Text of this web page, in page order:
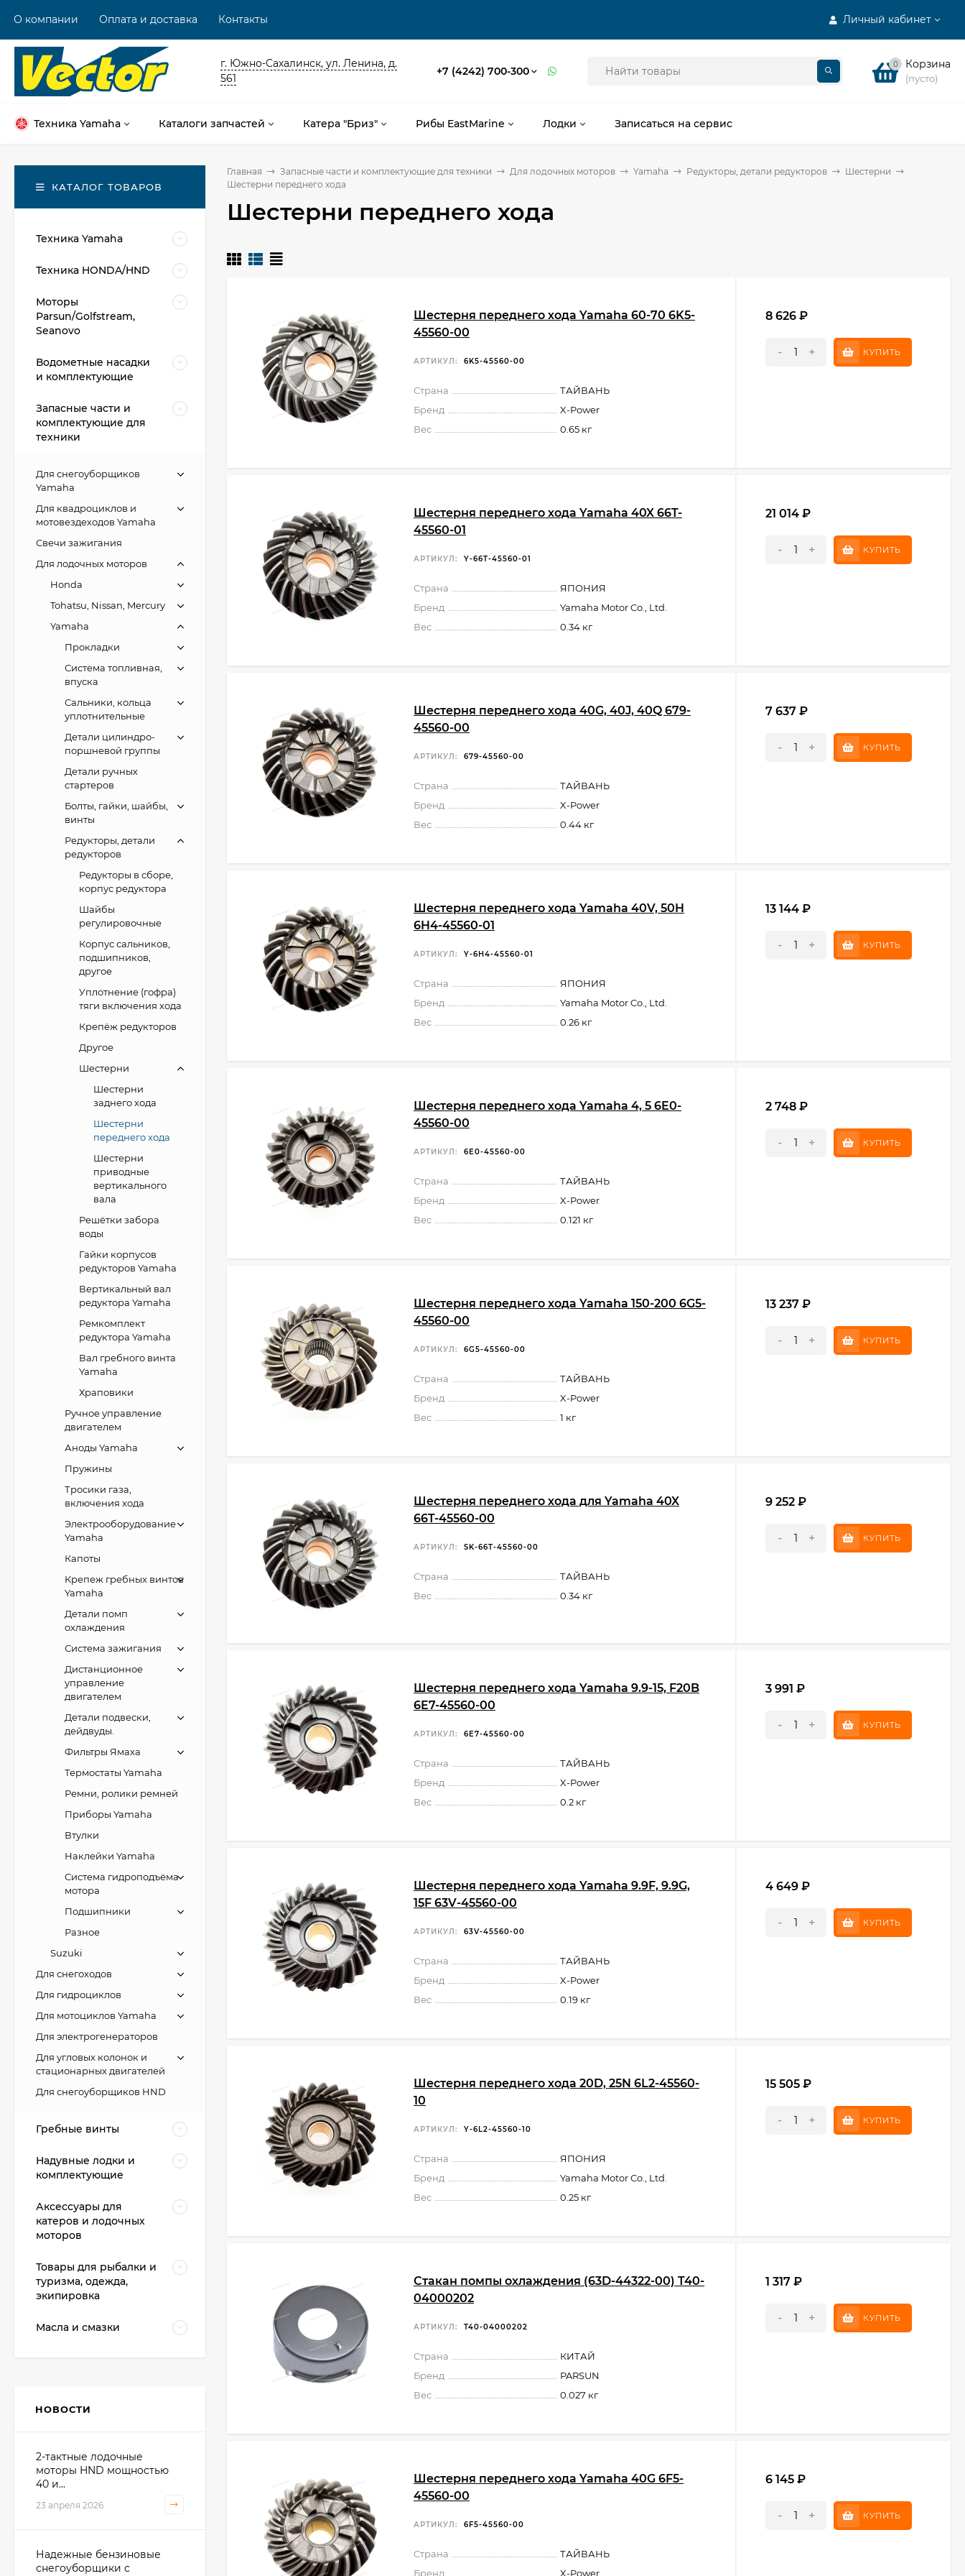
Личный кабинет
О компании Оплата и доставка Контакты
г. Южно-Сахалинск, ул. Ленина, д.
561
+7 (4242) 700-300 0 Корзина
(пусто)
Техника Yamaha Каталоги запчастей Катера "Бриз" Рибы EastMarine Лодки Записаться на сервис
Главная Запасные части и комплектующие для техники Для лодочных моторов Yamaha Редукторы, детали редукторов
Шестерни
Шестерни переднего хода
Шестерни переднего хода
Шестерня переднего хода Yamaha 60-70 6K5-
45560-00
АРТИКУЛ: 6K5-45560-00
Страна
ТАЙВАНЬ
Бренд
X-Power
Вес
0.65 кг
8 626 ₽
- + КУПИТЬ
Шестерня переднего хода Yamaha 40X 66T-
45560-01
АРТИКУЛ: Y-66T-45560-01
Страна
ЯПОНИЯ
Бренд
Yamaha Motor Co., Ltd.
Вес
0.34 кг
21 014 ₽
- + КУПИТЬ
Шестерня переднего хода 40G, 40J, 40Q 679-
45560-00
АРТИКУЛ: 679-45560-00
Страна
ТАЙВАНЬ
Бренд
X-Power
Вес
0.44 кг
7 637 ₽
- + КУПИТЬ
Шестерня переднего хода Yamaha 40V, 50H
6H4-45560-01
АРТИКУЛ: Y-6H4-45560-01
Страна
ЯПОНИЯ
Бренд
Yamaha Motor Co., Ltd.
Вес
0.26 кг
13 144 ₽
- + КУПИТЬ
Шестерня переднего хода Yamaha 4, 5 6E0-
45560-00
АРТИКУЛ: 6E0-45560-00
Страна
ТАЙВАНЬ
Бренд
X-Power
Вес
0.121 кг
2 748 ₽
- + КУПИТЬ
Шестерня переднего хода Yamaha 150-200 6G5-
45560-00
АРТИКУЛ: 6G5-45560-00
Страна
ТАЙВАНЬ
Бренд
X-Power
Вес
1 кг
13 237 ₽
- + КУПИТЬ
Шестерня переднего хода для Yamaha 40X
66T-45560-00
АРТИКУЛ: SK-66T-45560-00
Страна
ТАЙВАНЬ
Вес
0.34 кг
9 252 ₽
- + КУПИТЬ
Шестерня переднего хода Yamaha 9.9-15, F20B
6E7-45560-00
АРТИКУЛ: 6E7-45560-00
Страна
ТАЙВАНЬ
Бренд
X-Power
Вес
0.2 кг
3 991 ₽
- + КУПИТЬ
Шестерня переднего хода Yamaha 9.9F, 9.9G,
15F 63V-45560-00
АРТИКУЛ: 63V-45560-00
Страна
ТАЙВАНЬ
Бренд
X-Power
Вес
0.19 кг
4 649 ₽
- + КУПИТЬ
Шестерня переднего хода 20D, 25N 6L2-45560-
10
АРТИКУЛ: Y-6L2-45560-10
Страна
ЯПОНИЯ
Бренд
Yamaha Motor Co., Ltd.
Вес
0.25 кг
15 505 ₽
- + КУПИТЬ
Стакан помпы охлаждения (63D-44322-00) T40-
04000202
АРТИКУЛ: T40-04000202
Страна
КИТАЙ
Бренд
PARSUN
Вес
0.027 кг
1 317 ₽
- + КУПИТЬ
Шестерня переднего хода Yamaha 40G 6F5-
45560-00
АРТИКУЛ: 6F5-45560-00
Страна
ТАЙВАНЬ
Бренд
X-Power
6 145 ₽
- + КУПИТЬ
КАТАЛОГ ТОВАРОВ
Техника Yamaha
Техника HONDA/HND
Моторы
Parsun/Golfstream,
Seanovo
Водометные насадки
и комплектующие
Запасные части и
комплектующие для
техники
Для снегоуборщиков
Yamaha
Для квадроциклов и
мотовездеходов Yamaha
Свечи зажигания
Для лодочных моторов
Honda
Tohatsu, Nissan, Mercury
Yamaha
Прокладки
Система топливная,
впуска
Сальники, кольца
уплотнительные
Детали цилиндро-
поршневой группы
Детали ручных
стартеров
Болты, гайки, шайбы,
винты
Редукторы, детали
редукторов
Редукторы в сборе,
корпус редуктора
Шайбы
регулировочные
Корпус сальников,
подшипников,
другое
Уплотнение (гофра)
тяги включения хода
Крепёж редукторов
Другое
Шестерни
Шестерни
заднего хода
Шестерни
переднего хода
Шестерни
приводные
вертикального
вала
Решётки забора
воды
Гайки корпусов
редукторов Yamaha
Вертикальный вал
редуктора Yamaha
Ремкомплект
редуктора Yamaha
Вал гребного винта
Yamaha
Храповики
Ручное управление
двигателем
Аноды Yamaha
Пружины
Тросики газа,
включения хода
Электрооборудование
Yamaha
Капоты
Крепеж гребных винтов
Yamaha
Детали помп
охлаждения
Система зажигания
Дистанционное
управление
двигателем
Детали подвески,
дейдвуды.
Фильтры Ямаха
Термостаты Yamaha
Ремни, ролики ремней
Приборы Yamaha
Втулки
Наклейки Yamaha
Система гидроподъёма
мотора
Подшипники
Разное
Suzuki
Для снегоходов
Для гидроциклов
Для мотоциклов Yamaha
Для электрогенераторов
Для угловых колонок и
стационарных двигателей
Для снегоуборщиков HND
Гребные винты
Надувные лодки и
комплектующие
Аксессуары для
катеров и лодочных
моторов
Товары для рыбалки и
туризма, одежда,
экипировка
Масла и смазки
НОВОСТИ
2-тактные лодочные
моторы HND мощностью
40 и...
23 апреля 2026
Надежные бензиновые
снегоуборщики с